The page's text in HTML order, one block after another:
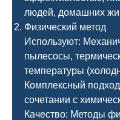
людей, домашних
Физический метод
Используют:
пылесосы,
температуры
Комплексный
сочетании с
Качество: Методы